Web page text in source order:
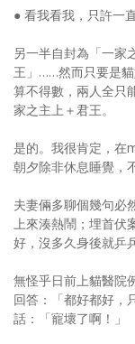
● 看我看我，只許一
另一半自封為「一家
王」……然而只要是貓
算不得數，兩人全只
家之主上＋君王。
是的。我很肯定，在
朝夕除非休息睡覺，
夫妻倆多聊個幾句必
上來湊熱鬧；埋首伏
好，沒多久身後就乒
無怪乎日前上貓醫院
回答：「都好都好，
話：「寵壞了啊！」